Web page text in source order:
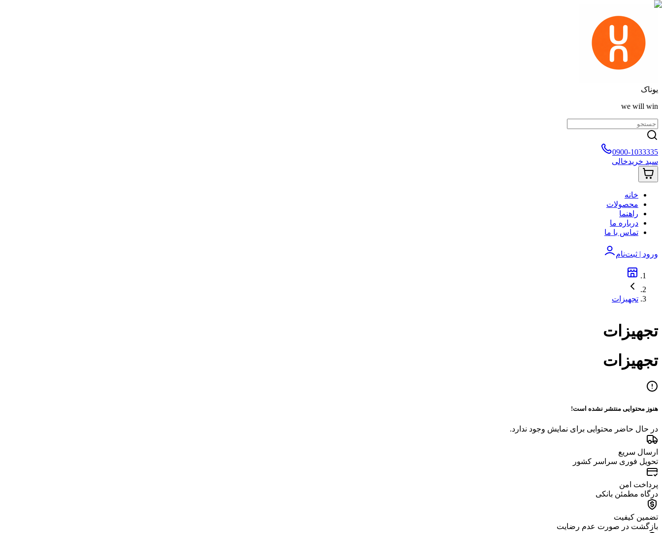
یوناک
we will win
0900-1033335
سبد خریدخالی
خانه
محصولات
راهنما
درباره ما
تماس با ما
ورود | ثبت‌نام
تجهیزات
تجهیزات
تجهیزات
هنوز محتوایی منتشر نشده است!
در حال حاضر محتوایی برای نمایش وجود ندارد.
ارسال سریع
تحویل فوری سراسر کشور
پرداخت امن
درگاه مطمئن بانکی
تضمین کیفیت
بازگشت در صورت عدم رضایت